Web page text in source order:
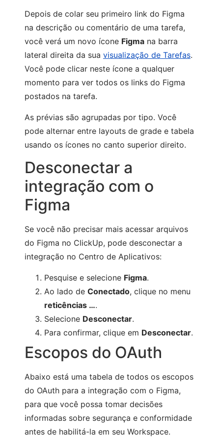
Depois de colar seu primeiro link do Figma
na descrição ou comentário de uma tarefa,
você verá um novo ícone Figma na barra
lateral direita da sua visualização de Tarefas.
Você pode clicar neste ícone a qualquer
momento para ver todos os links do Figma
postados na tarefa.
As prévias são agrupadas por tipo. Você
pode alternar entre layouts de grade e tabela
usando os ícones no canto superior direito.
Desconectar a
integração com o
Figma
Se você não precisar mais acessar arquivos
do Figma no ClickUp, pode desconectar a
integração no Centro de Aplicativos:
Pesquise e selecione Figma.
Ao lado de Conectado, clique no menu
reticências ….
Selecione Desconectar.
Para confirmar, clique em Desconectar.
Escopos do OAuth
Abaixo está uma tabela de todos os escopos
do OAuth para a integração com o Figma,
para que você possa tomar decisões
informadas sobre segurança e conformidade
antes de habilitá-la em seu Workspace.